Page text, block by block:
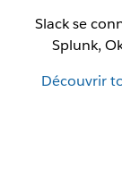
Slack se
Splunk,
Découvrir